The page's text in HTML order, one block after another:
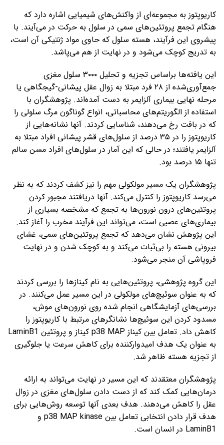
کاریوپتوز به مجموعه‌ای از واکنش‌های شیمیایی اشاره دارد که
هنگام تجمع پروتئین‌های سمی در سلول به حرکت در می‌آیند. با
پیشروی این فرآیند، هسته سلول که حاوی مواد ژنتیکی آن است،
به تدریج کوچک می‌شود و در نهایت از هم می‌پاشد.
این یافته‌ها براساس تجزیه و تحلیل ۳۰۰۰ سلول مغزی
جمع‌آوری‌شده از ۲۸ فرد مبتلا به زوال عقل پیشانی-گیجگاهی یا
مرحله نهایی بیماری آلزایمر به دست آمده‌اند. پژوهشگران با
استفاده از الگوریتم‌های محاسباتی، انواع گوناگون مرگ سلولی را
که در بافت رخ می‌دهند، شناسایی کردند. آنها نشانه‌هایی از
کاریوپتوز را در ۳۵ درصد از سلول‌های قشر پیشانی افراد مبتلا به
آلزایمر یافتند؛ در حالی که این آمار در سلول‌های افراد مسن سالم
تنها ۱۵ درصد بود.
پژوهشگران یک مسیر مولکولی مهم را نیز کشف کردند که به نظر
می‌رسد کاریوپتوز را کنترل می‌کند. آنها دریافتند مجبور کردن
پروتئین‌های درون نورون‌ها به تجمع که مشخصه بسیاری از
بیماری‌های عصبی است، می‌تواند این فرآیند مخرب را آغاز کند.
این پژوهش نشان می‌دهد که تجمع پروتئین‌های سمی، غشای
بیرونی هسته را بی‌ثبات می‌کند و به کوچک شدن و در نهایت
فروپاشی آن منجر می‌شود.
این گروه پژوهشی، پروتئین‌هایی به نام کینازها را بررسی کردند
که به عنوان سوئیچ‌های مولکولی در این مسیر عمل می‌کنند. در
بررسی‌های آزمایشگاهی انجام شده روی نورون‌های موش،
مسدود کردن این سوئیچ‌ها نشانگرهای مرتبط با کاریوپتوز را
کاهش داد. تعامل بین کیناز p38 MAP کیناز و پروتئین LaminB1
به عنوان یک هدف امیدوارکننده برای کاهش سرعت یا جلوگیری
از تجزیه هسته ظاهر شد.
پژوهشگران معتقدند که این مسیر در نهایت می‌تواند به ارائه
درمان‌هایی کمک کند که از دست دادن سلول‌های مغزی در زوال
عقل را کاهش می‌دهند. هدف بعدی آنها توسعه روش‌هایی برای
هدف قرار دادن انتخابی تعامل بین p38 MAP kinase و
LaminB1 در انسان است.